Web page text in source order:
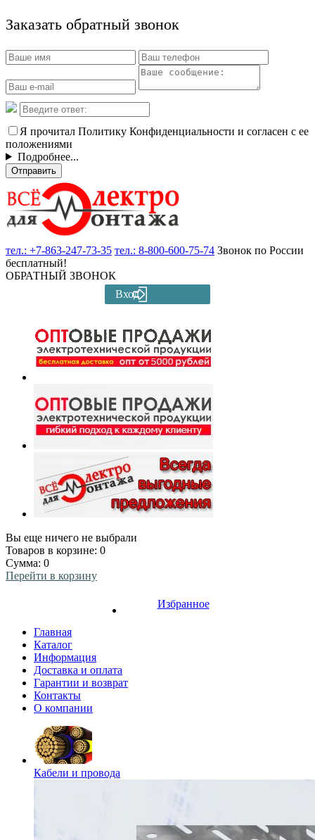
Заказать обратный звонок
Я прочитал Политику Конфиденциальности и согласен с ее
положениями
Подробнее...
Отправить
тел.: +7-863-247-73-35 тел.: 8-800-600-75-74 Звонок по России
бесплатный!
ОБРАТНЫЙ ЗВОНОК
Вход
Вы еще ничего не выбрали
Товаров в корзине: 0
Сумма: 0
Перейти в корзину
Избранное
Главная
Каталог
Информация
Доставка и оплата
Гарантии и возврат
Контакты
О компании
Кабели и провода